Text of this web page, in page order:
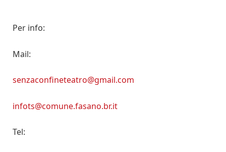
Per info:
Mail:
senzaconfineteatro@gmail.com
infots@comune.fasano.br.it
Tel: